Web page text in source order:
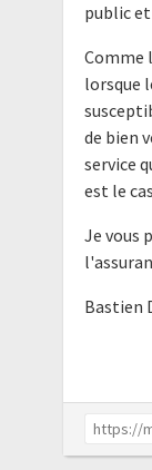
public
Comme
lorsque
de bien
service
est le
Je vous
Bastien